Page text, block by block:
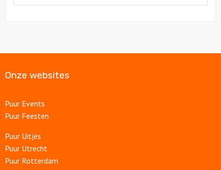
Onze websites
Puur Events
Puur Feesten
Puur Uitjes
Puur Utrecht
Puur Rotterdam